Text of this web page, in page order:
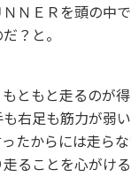
ＮＥＲを頭の中
？と。
ともと走るのが
右足も筋力が弱
たからには走ら
ることを心がけ